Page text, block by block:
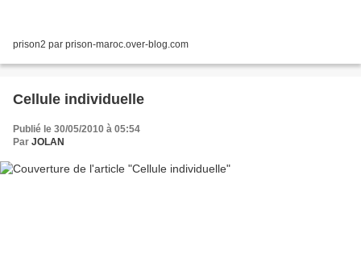
prison2 par prison-maroc.over-blog.com
Cellule individuelle
Publié le 30/05/2010 à 05:54
Par JOLAN